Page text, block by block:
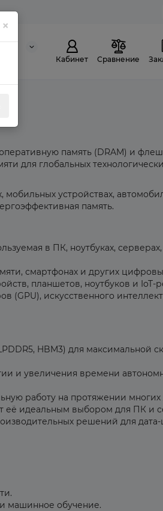
Кабинет Сравнение
×
память (DRAM) и
для глобальных
устройствах,
память.
в ПК, ноутбуках,
смартфонах и других
планшетов, ноутбуков и IoT-
(GPU), искусственного
HBM3) для максимальной
и увеличения времени
работу на протяжении многих
её идеальным выбором для ПК и
решений для
машинное обучение.